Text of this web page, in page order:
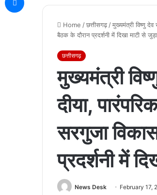
Home /छत्तीसगढ़ /मुख्यमंत्री विष्णु
बैठक के दौरान प्रदर्शनी में दिखा माटी से
छत्तीसगढ़
मुख्यमंत्री
दीया,
सरगुजा
प्रदर्शनी में
News Desk February 17,